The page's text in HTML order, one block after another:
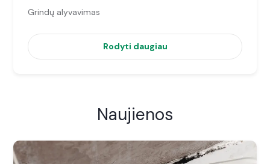
Grindų alyvavimas
Rodyti daugiau
Naujienos